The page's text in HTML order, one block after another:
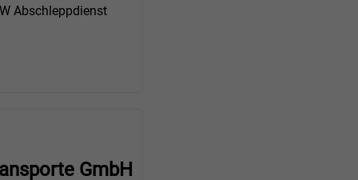
Abschleppdienst
GmbH